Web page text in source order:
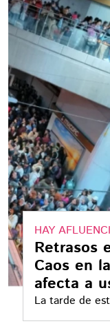
que podrían
HAY
Retrasos
Caos en
afecta a
La tarde de
fuertes